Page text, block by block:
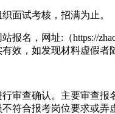
面试考核，招满为止。
名，网址:（https://
效，如发现材料虚假者
审查确认。主要审查
符合报考岗位要求或弄